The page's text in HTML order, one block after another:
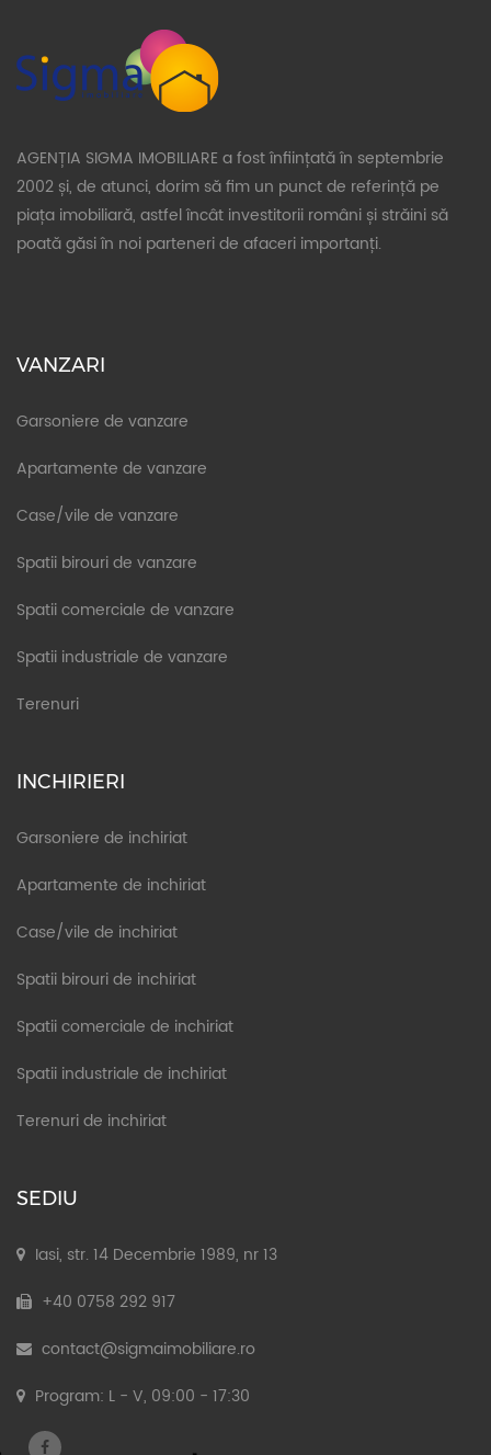
AGENȚIA SIGMA IMOBILIARE a fost înființată în septembrie
2002 și, de atunci, dorim să fim un punct de referință pe
piața imobiliară, astfel încât investitorii români și străini să
poată găsi în noi parteneri de afaceri importanți.
VANZARI
Garsoniere de vanzare
Apartamente de vanzare
Case/vile de vanzare
Spatii birouri de vanzare
Spatii comerciale de vanzare
Spatii industriale de vanzare
Terenuri
INCHIRIERI
Garsoniere de inchiriat
Apartamente de inchiriat
Case/vile de inchiriat
Spatii birouri de inchiriat
Spatii comerciale de inchiriat
Spatii industriale de inchiriat
Terenuri de inchiriat
SEDIU
Iasi, str. 14 Decembrie 1989, nr 13
+40 0758 292 917
contact@sigmaimobiliare.ro
Program: L - V, 09:00 - 17:30